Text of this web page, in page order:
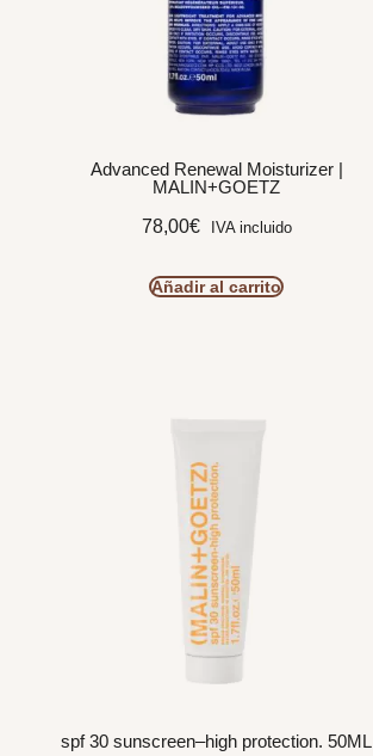
Advanced Renewal Moisturizer |
MALIN+GOETZ
78,00€ IVA incluido
Añadir al carrito
spf 30 sunscreen–high protection. 50ML